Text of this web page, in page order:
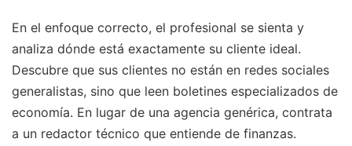
En el enfoque correcto, el profesional se sienta y
analiza dónde está exactamente su cliente ideal.
Descubre que sus clientes no están en redes sociales
generalistas, sino que leen boletines especializados de
economía. En lugar de una agencia genérica, contrata
a un redactor técnico que entiende de finanzas.